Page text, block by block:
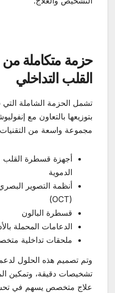
حزمة متكاملة
القلب التداخلي
تشمل الحزمة الشاملة
بتوزيعها بالتعاون مع
مجموعة واسعة من
أجهزة قسطرة القلب
الدموية
أنظمة التصوير
(OCT)
قسطرة البالون
الدعامات المحملة
ملحقات تداخلية
وتم تصميم هذه الحلول
تشخيصات دقيقة، وتمكين
علاج متخصص يسهم في